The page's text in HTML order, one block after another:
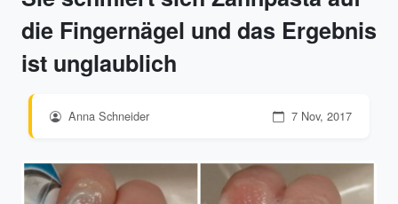
die Fingernägel und das Ergebnis
ist unglaublich
Anna Schneider 7 Nov, 2017